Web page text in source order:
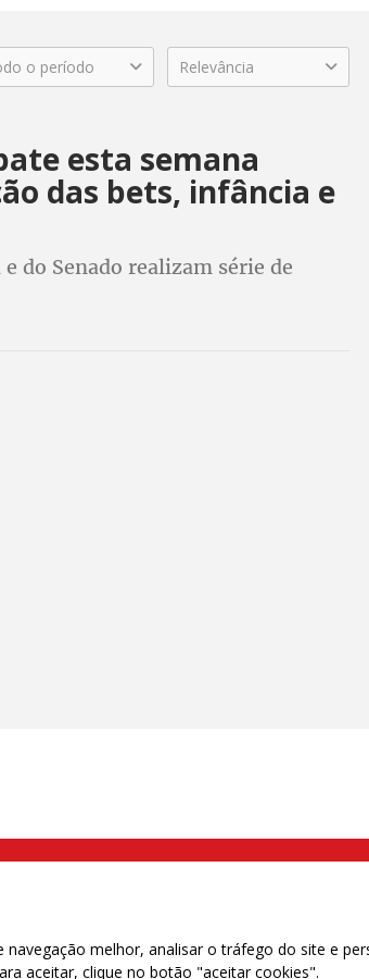
o período Relevância
esta semana
das bets, infância e
do Senado realizam série de
SP | Telefone (11) 2108 9200 - Fax (11) 2108 9310
melhor, analisar o tráfego do site e
aceitar, clique no botão "aceitar cookies".